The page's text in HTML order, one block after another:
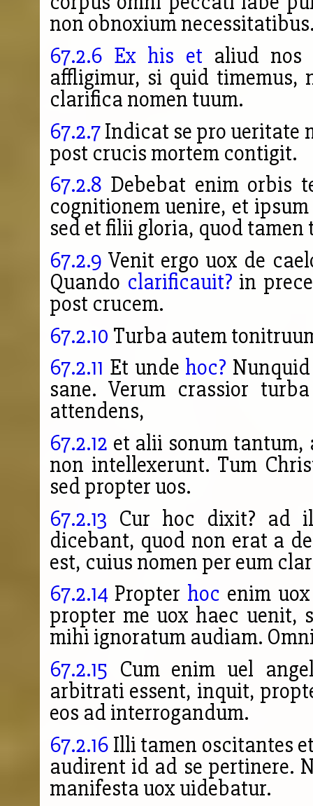
non obnoxium
67.2.6 Ex his et aliud nos
affligimur, si quid
clarifica nomen tuum.
67.2.7Indicat se pro ueritate
post crucis mortem contigit.
67.2.8 Debebat enim orbis
cognitionem uenire, et
sed et filii gloria, quod tamen
67.2.9 Venit ergo uox de
Quando clarificauit? in
post crucem.
67.2.10 Turba autem
67.2.11 Et unde hoc?
sane. Verum crassior
attendens,
67.2.12 et alii sonum
non intellexerunt. Tum
sed propter uos.
67.2.13 Cur hoc dixit? ad
dicebant, quod non erat a
est, cuius nomen per eum
67.2.14 Propter hoc enim
propter me uox haec uenit,
mihi ignoratum audiam.
67.2.15 Cum enim uel
arbitrati essent, inquit,
eos ad interrogandum.
67.2.16 Illi tamen oscitantes
audirent id ad se pertinere.
manifesta uox uidebatur.